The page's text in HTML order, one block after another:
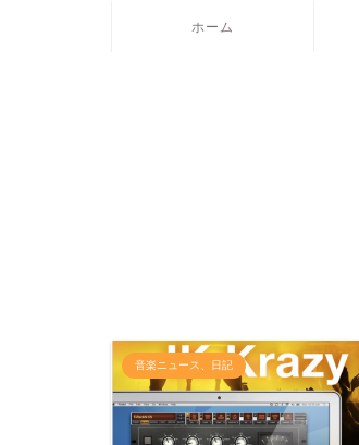
ホーム
音楽ニュース、日記